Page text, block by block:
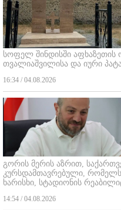
სოფელ შინდისში აფხაზეთის
თვალიაშვილისა და იური
16:34 / 04.08.2026
გორის მერის აზრით,
კურსდამთავრებული,
ხარისხი, სტადიონის
14:54 / 04.08.2026